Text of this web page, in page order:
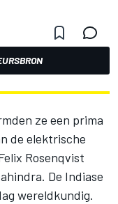
ze een prima
de elektrische
Rosenqvist
De Indiase
wereldkundig.